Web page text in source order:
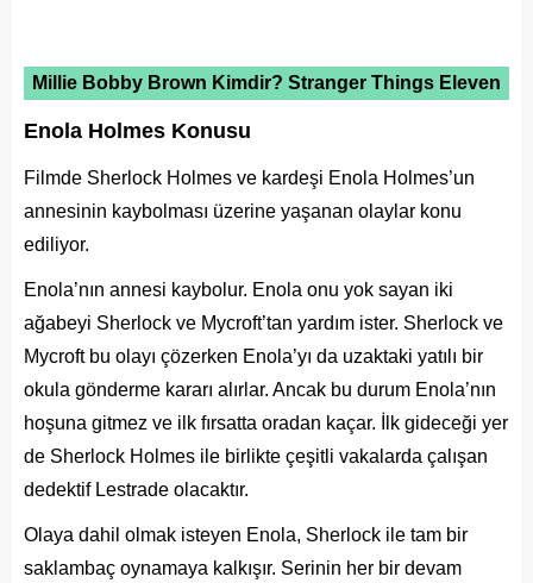
Millie Bobby Brown Kimdir? Stranger Things Eleven
Enola Holmes Konusu
Filmde Sherlock Holmes ve kardeşi Enola Holmes’un
annesinin kaybolması üzerine yaşanan olaylar konu
ediliyor.
Enola’nın annesi kaybolur. Enola onu yok sayan iki
ağabeyi Sherlock ve Mycroft’tan yardım ister. Sherlock ve
Mycroft bu olayı çözerken Enola’yı da uzaktaki yatılı bir
okula gönderme kararı alırlar. Ancak bu durum Enola’nın
hoşuna gitmez ve ilk fırsatta oradan kaçar. İlk gideceği yer
de Sherlock Holmes ile birlikte çeşitli vakalarda çalışan
dedektif Lestrade olacaktır.
Olaya dahil olmak isteyen Enola, Sherlock ile tam bir
saklambaç oynamaya kalkışır. Serinin her bir devam